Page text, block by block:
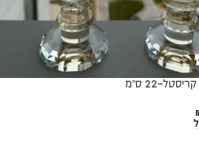
22 ס”מ